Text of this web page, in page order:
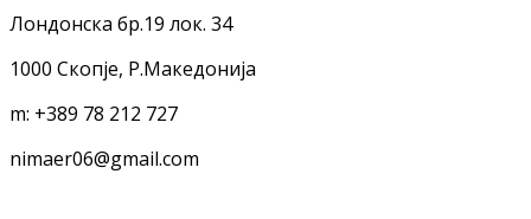
Лондонска бр.19 лок. 34
1000 Скопје, Р.Македонија
m: +389 78 212 727
nimaer06@gmail.com